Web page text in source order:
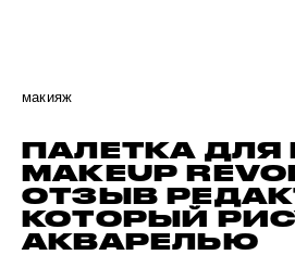
макияж
ПАЛЕТКА ДЛЯ
MAKEUP
ОТЗЫВ
КОТОРЫЙ
АКВАРЕЛЬЮ